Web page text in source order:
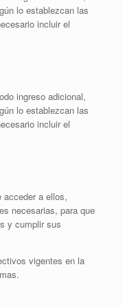
lo establezcan las
incluir el
ingreso adicional,
lo establezcan las
incluir el
a ellos,
necesarias, para que
y cumplir sus
vigentes en la